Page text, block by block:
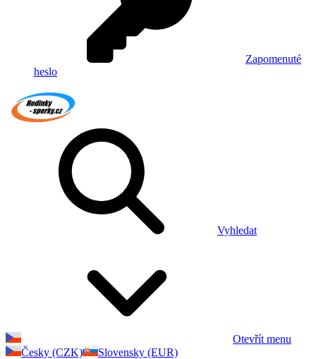
Zapomenuté
heslo
Vyhledat
Otevřít menu
Česky (CZK)
Slovensky (EUR)